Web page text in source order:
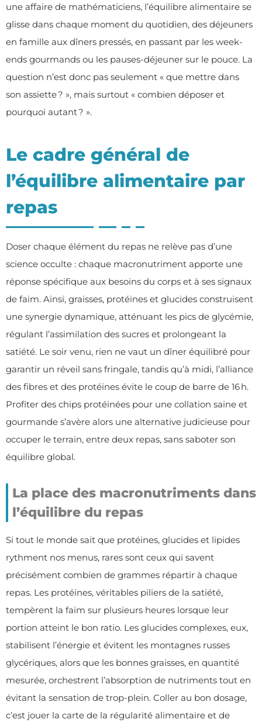
une affaire de mathématiciens, l’équilibre alimentaire se
glisse dans chaque moment du quotidien, des déjeuners
en famille aux dîners pressés, en passant par les week-
ends gourmands ou les pauses-déjeuner sur le pouce. La
question n’est donc pas seulement « que mettre dans
son assiette ? », mais surtout « combien déposer et
pourquoi autant ? ».
Le cadre général de
l’équilibre alimentaire par
repas
Doser chaque élément du repas ne relève pas d’une
science occulte : chaque macronutriment apporte une
réponse spécifique aux besoins du corps et à ses signaux
de faim. Ainsi, graisses, protéines et glucides construisent
une synergie dynamique, atténuant les pics de glycémie,
régulant l’assimilation des sucres et prolongeant la
satiété. Le soir venu, rien ne vaut un dîner équilibré pour
garantir un réveil sans fringale, tandis qu’à midi, l’alliance
des fibres et des protéines évite le coup de barre de 16 h.
Profiter des chips protéinées pour une collation saine et
gourmande s’avère alors une alternative judicieuse pour
occuper le terrain, entre deux repas, sans saboter son
équilibre global.
La place des macronutriments dans
l’équilibre du repas
Si tout le monde sait que protéines, glucides et lipides
rythment nos menus, rares sont ceux qui savent
précisément combien de grammes répartir à chaque
repas. Les protéines, véritables piliers de la satiété,
tempèrent la faim sur plusieurs heures lorsque leur
portion atteint le bon ratio. Les glucides complexes, eux,
stabilisent l’énergie et évitent les montagnes russes
glycériques, alors que les bonnes graisses, en quantité
mesurée, orchestrent l’absorption de nutriments tout en
évitant la sensation de trop-plein. Coller au bon dosage,
c’est jouer la carte de la régularité alimentaire et de